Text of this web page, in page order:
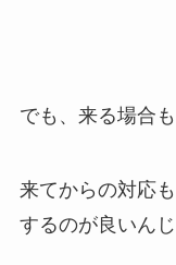
でも、来る場合も
来てからの対応
するのが良いん